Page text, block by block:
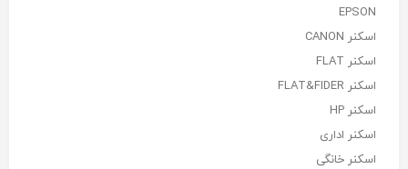
EPSON
اسکنر CANON
اسکنر FLAT
اسکنر FLAT&FIDER
اسکنر HP
اسکنر اداری
اسکنر خانگی